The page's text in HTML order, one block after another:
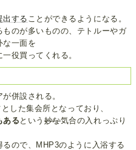
出する ことができるようになる。
のが多いものの、テトルーやガ
な一面を
役買ってくれる。
併設される。
した集会所となっており、
あるという妙な気合の入れっぷり
ので、MHP3のように入浴する